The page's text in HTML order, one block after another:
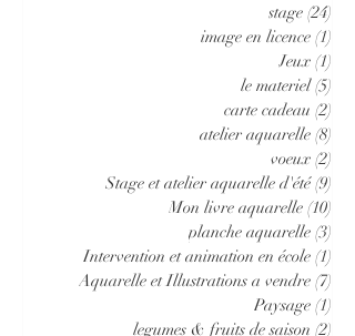
stage (24)
image en licence (1)
Jeux (1)
le materiel (5)
carte cadeau (2)
atelier aquarelle (8)
voeux (2)
Stage et atelier aquarelle d'été (9)
Mon livre aquarelle (10)
planche aquarelle (3)
Intervention et animation en école (1)
Aquarelle et Illustrations a vendre (7)
Paysage (1)
legumes & fruits de saison (2)